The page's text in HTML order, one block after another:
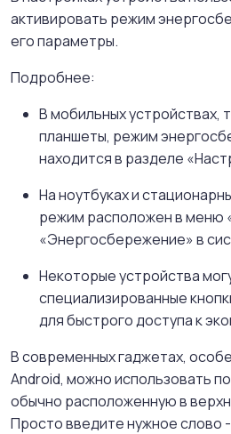
активировать режим
его параметры.
Подробнее:
В мобильных устройствах,
планшеты, режим
находится в разделе
На ноутбуках и
режим расположен в меню
«Энергосбережение» в
Некоторые устройства
специализированные
для быстрого доступа к
В современных гаджетах,
Android, можно использовать
обычно расположенную в
Просто введите нужное слово